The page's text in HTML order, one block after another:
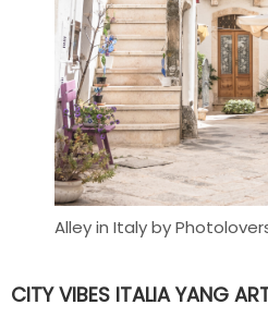
Alley in Italy by
CITY VIBES ITALIA YANG